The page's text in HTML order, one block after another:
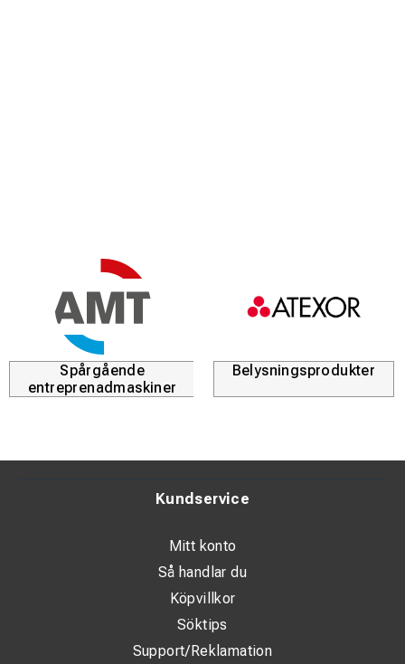
Spårgående
entreprenadmaskiner
Belysningsprodukter
Kundservice
Mitt konto
Så handlar du
Köpvillkor
Söktips
Support/Reklamation